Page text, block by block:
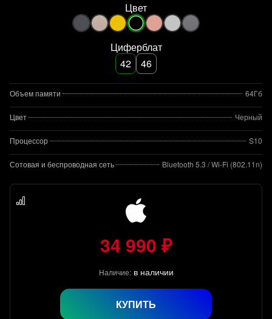
Цвет
Циферблат
42
46
Объем памяти 64Гб
Цвет Черный
Процессор S10
Сотовая и беспроводная сеть Bluetooth 5.3 / Wi-Fi (802.11n)
34 990 ₽
Наличие: в наличии
КУПИТЬ